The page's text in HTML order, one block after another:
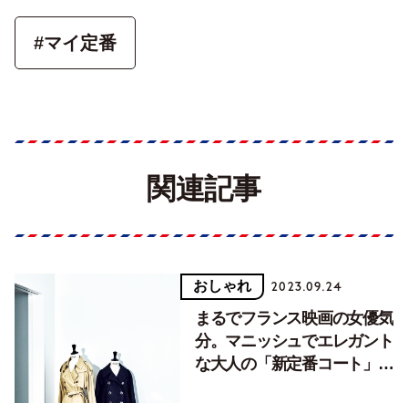
#マイ定番
関連記事
おしゃれ 2023.09.24
まるでフランス映画の女優気
分。マニッシュでエレガント
な大人の「新定番コート」2